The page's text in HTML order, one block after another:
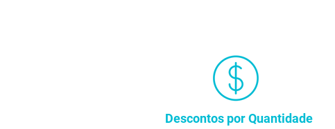
Descontos por Quantidade